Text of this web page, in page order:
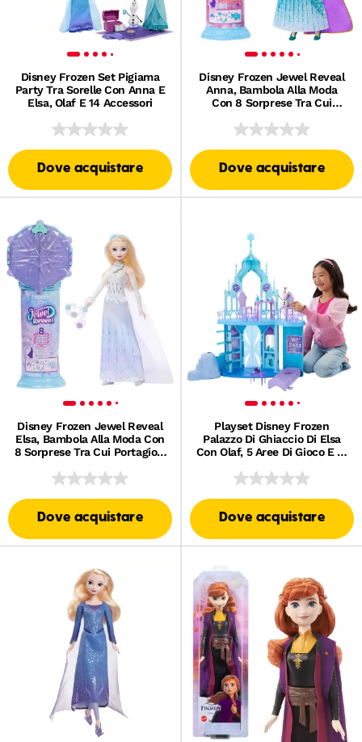
Disney Frozen Set Pigiama
Party Tra Sorelle Con Anna E
Elsa, Olaf E 14 Accessori
Dove acquistare
Disney Frozen Jewel Reveal
Anna, Bambola Alla Moda
Con 8 Sorprese Tra Cui
Dove acquistare
Disney Frozen Jewel Reveal
Elsa, Bambola Alla Moda Con
8 Sorprese Tra Cui Portagioie
Dove acquistare
Playset Disney Frozen
Palazzo Di Ghiaccio Di Elsa
Con Olaf, 5 Aree Di Gioco E 21
Dove acquistare